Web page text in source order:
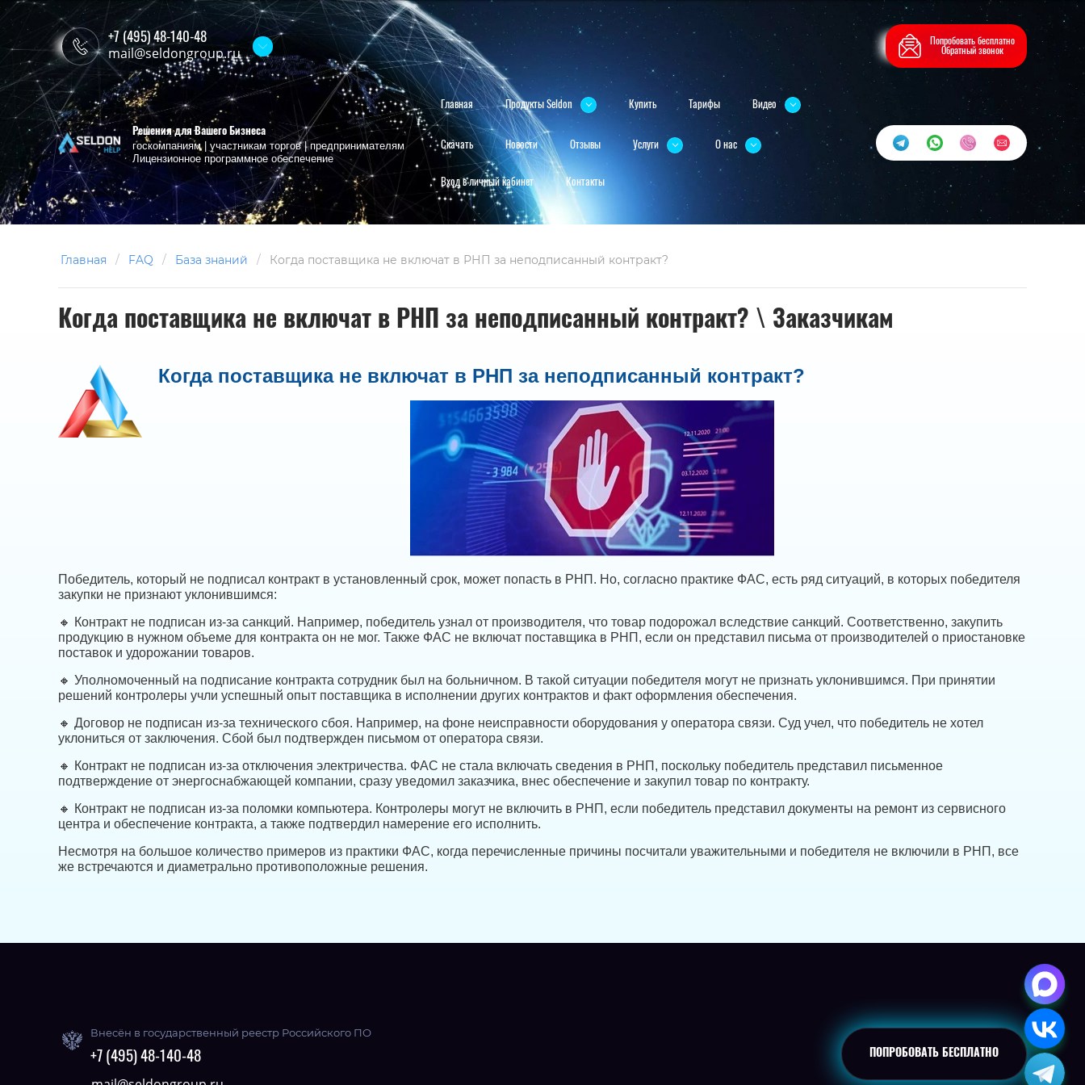
+7 (495) 48-140-48
mail@seldongroup.ru
Попробовать бесплатно
Обратный звонок
Решения для Вашего Бизнеса
госкомпаниям | участникам торгов | предпринимателям
Лицензионное программное обеспечение
Главная Продукты Seldon Купить Тарифы Видео
Скачать Новости Отзывы Услуги О нас
Вход в личный кабинет Контакты
Главная / FAQ / База знаний / Когда поставщика не включат в РНП за неподписанный контракт?
Когда поставщика не включат в РНП за неподписанный контракт? \ Заказчикам
Когда поставщика не включат в РНП за неподписанный контракт?
Победитель, который не подписал контракт в установленный срок, может попасть в РНП. Но, согласно практике ФАС, есть ряд ситуаций, в которых победителя
закупки не признают уклонившимся:
🔸 Контракт не подписан из-за санкций. Например, победитель узнал от производителя, что товар подорожал вследствие санкций. Соответственно, закупить
продукцию в нужном объеме для контракта он не мог. Также ФАС не включат поставщика в РНП, если он представил письма от производителей о приостановке
поставок и удорожании товаров.
🔸 Уполномоченный на подписание контракта сотрудник был на больничном. В такой ситуации победителя могут не признать уклонившимся. При принятии
решений контролеры учли успешный опыт поставщика в исполнении других контрактов и факт оформления обеспечения.
🔸 Договор не подписан из-за технического сбоя. Например, на фоне неисправности оборудования у оператора связи. Суд учел, что победитель не хотел
уклониться от заключения. Сбой был подтвержден письмом от оператора связи.
🔸 Контракт не подписан из-за отключения электричества. ФАС не стала включать сведения в РНП, поскольку победитель представил письменное
подтверждение от энергоснабжающей компании, сразу уведомил заказчика, внес обеспечение и закупил товар по контракту.
🔸 Контракт не подписан из-за поломки компьютера. Контролеры могут не включить в РНП, если победитель представил документы на ремонт из сервисного
центра и обеспечение контракта, а также подтвердил намерение его исполнить.
Несмотря на большое количество примеров из практики ФАС, когда перечисленные причины посчитали уважительными и победителя не включили в РНП, все
же встречаются и диаметрально противоположные решения.
Внесён в государственный реестр Российского ПО
+7 (495) 48-140-48 ПОПРОБОВАТЬ БЕСПЛАТНО